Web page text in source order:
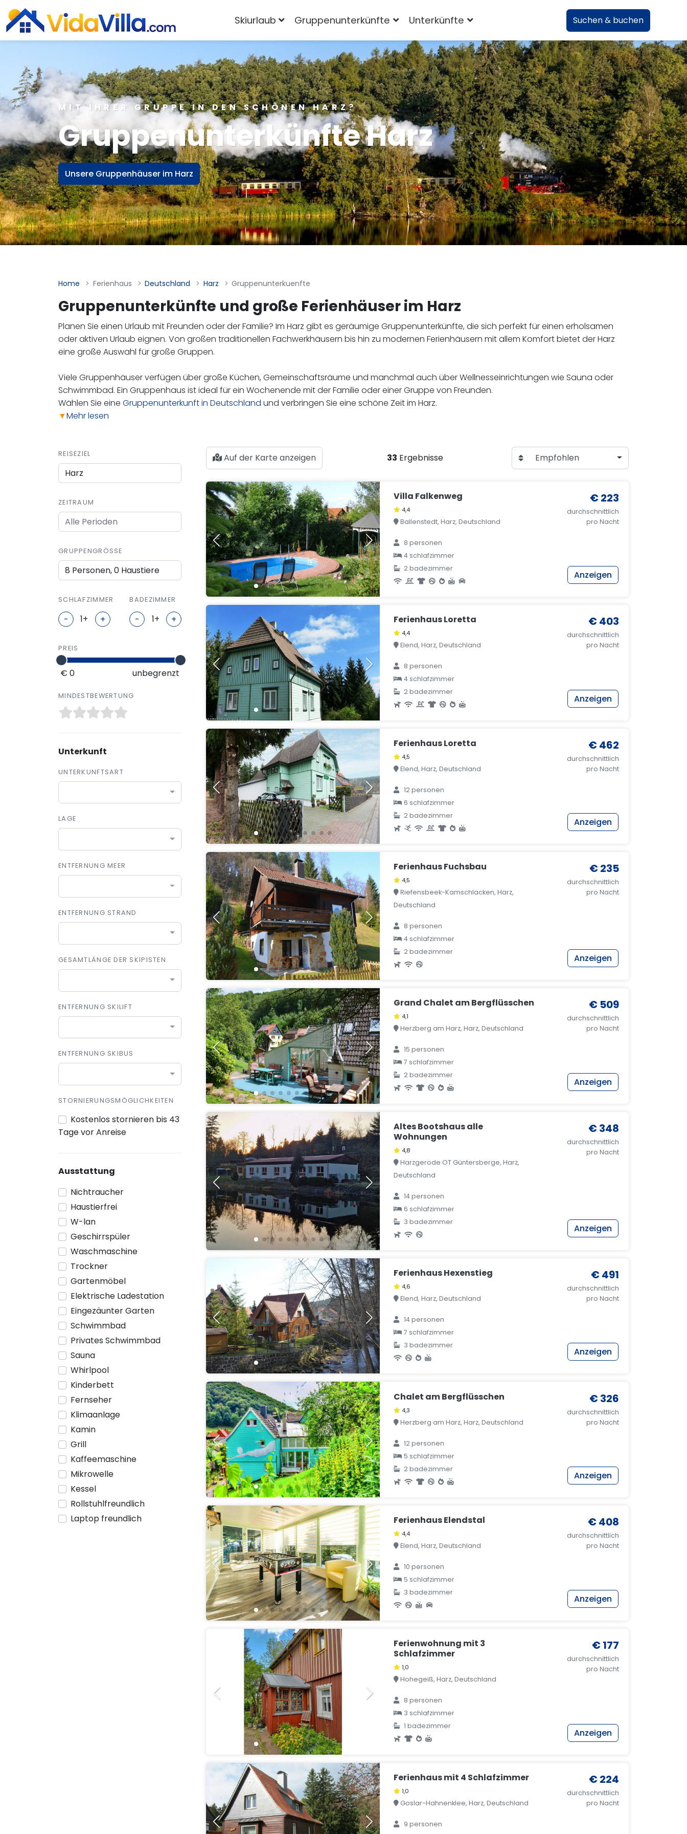
MIT IHRER GRUPPE IN DEN SCHÖNEN HARZ?
GruppenunterkünfteHarz
Unsere Gruppenhäuser im Harz
Home Ferienhaus Deutschland Harz Gruppenunterkuenfte
Gruppenunterkünfte und große Ferienhäuser im Harz
Planen Sie einen Urlaub mit Freunden oder der Familie? Im Harz gibt es geräumige Gruppenunterkünfte, die sich perfekt für einen erholsamen
oder aktiven Urlaub eignen. Von großen traditionellen Fachwerkhäusern bis hin zu modernen Ferienhäusern mit allem Komfort bietet der Harz
eine große Auswahl für große Gruppen.
Viele Gruppenhäuser verfügen über große Küchen, Gemeinschaftsräume und manchmal auch über Wellnesseinrichtungen wie Sauna oder
Schwimmbad. Ein Gruppenhaus ist ideal für ein Wochenende mit der Familie oder einer Gruppe von Freunden.
Wählen Sie eine Gruppenunterkunft in Deutschland und verbringen Sie eine schöne Zeit im Harz.
▼Mehr lesen
REISEZIEL
ZEITRAUM
GRUPPENGRÖSSE
8 Personen, 0 Haustiere
SCHLAFZIMMER
- +
BADEZIMMER
- +
PREIS
€ 0 unbegrenzt
MINDESTBEWERTUNG
Unterkunft
UNTERKUNFTSART
LAGE
ENTFERNUNG MEER
ENTFERNUNG STRAND
GESAMTLÄNGE DER SKIPISTEN
ENTFERNUNG SKILIFT
ENTFERNUNG SKIBUS
STORNIERUNGSMÖGLICHKEITEN
Kostenlos stornieren bis 43
Tage vor Anreise
Ausstattung
Nichtraucher
Haustierfrei
W-lan
Geschirrspüler
Waschmaschine
Trockner
Gartenmöbel
Elektrische Ladestation
Eingezäunter Garten
Schwimmbad
Privates Schwimmbad
Sauna
Whirlpool
Kinderbett
Fernseher
Klimaanlage
Kamin
Grill
Kaffeemaschine
Mikrowelle
Kessel
Rollstuhlfreundlich
Laptop freundlich
Auf der Karte anzeigen 33 Ergebnisse Empfohlen
Villa Falkenweg
4,4
Ballenstedt, Harz, Deutschland
8 personen
4 schlafzimmer
2 badezimmer
€ 223
durchschnittlich
pro Nacht
Anzeigen
Ferienhaus Loretta
4,4
Elend, Harz, Deutschland
8 personen
4 schlafzimmer
2 badezimmer
€ 403
durchschnittlich
pro Nacht
Anzeigen
Ferienhaus Loretta
4,5
Elend, Harz, Deutschland
12 personen
6 schlafzimmer
2 badezimmer
€ 462
durchschnittlich
pro Nacht
Anzeigen
Ferienhaus Fuchsbau
4,5
Riefensbeek-Kamschlacken, Harz,
Deutschland
8 personen
4 schlafzimmer
2 badezimmer
€ 235
durchschnittlich
pro Nacht
Anzeigen
Grand Chalet am Bergflüsschen
4,1
Herzberg am Harz, Harz, Deutschland
15 personen
7 schlafzimmer
2 badezimmer
€ 509
durchschnittlich
pro Nacht
Anzeigen
Altes Bootshaus alle
Wohnungen
4,8
Harzgerode OT Güntersberge, Harz,
Deutschland
14 personen
6 schlafzimmer
3 badezimmer
€ 348
durchschnittlich
pro Nacht
Anzeigen
Ferienhaus Hexenstieg
4,6
Elend, Harz, Deutschland
14 personen
7 schlafzimmer
3 badezimmer
€ 491
durchschnittlich
pro Nacht
Anzeigen
Chalet am Bergflüsschen
4,3
Herzberg am Harz, Harz, Deutschland
12 personen
5 schlafzimmer
2 badezimmer
€ 326
durchschnittlich
pro Nacht
Anzeigen
Ferienhaus Elendstal
4,4
Elend, Harz, Deutschland
10 personen
5 schlafzimmer
3 badezimmer
€ 408
durchschnittlich
pro Nacht
Anzeigen
Ferienwohnung mit 3
Schlafzimmer
1,0
Hohegeiß, Harz, Deutschland
8 personen
3 schlafzimmer
1 badezimmer
€ 177
durchschnittlich
pro Nacht
Anzeigen
Ferienhaus mit 4 Schlafzimmer
1,0
Goslar-Hahnenklee, Harz, Deutschland
9 personen
€ 224
durchschnittlich
pro Nacht
Skiurlaub Gruppenunterkünfte Unterkünfte Suchen & buchen